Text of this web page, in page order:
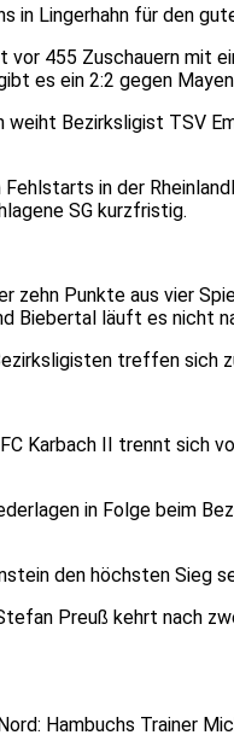
in Lingerhahn für den
vor 455 Zuschauern mit
es ein 2:2 gegen
weiht Bezirksligist TSV
in der
SG kurzfristig.
zehn Punkte aus vier
Biebertal läuft es nicht
treffen sich
Karbach II trennt sich
in Folge beim
den höchsten Sieg
Preuß kehrt nach
Hambuchs Trainer